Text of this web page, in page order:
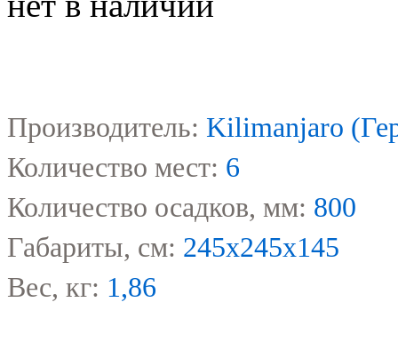
Производитель: Kilimanjaro
Количество мест: 6
Количество осадков, мм: 800
Габариты, см: 245х245х145
Вес, кг: 1,86